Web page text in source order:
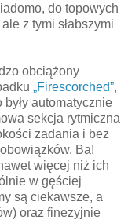
do topowych
z tymi słabszymi
obciążony
„Firescorched”,
automatycznie
sekcja rytmiczna
zadania i bez
Ba!
więcej niż ich
w gęściej
są ciekawsze, a
oraz finezyjnie